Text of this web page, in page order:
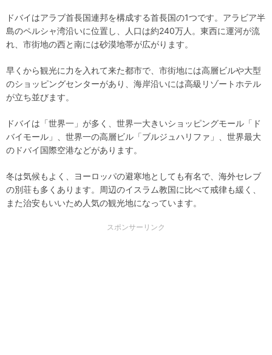
ドバイはアラブ首長国連邦を構成する首長国の1つです。アラビア半
島のペルシャ湾沿いに位置し、人口は約240万人。東西に運河が流
れ、市街地の西と南には砂漠地帯が広がります。
早くから観光に力を入れて来た都市で、市街地には高層ビルや大型
のショッピングセンターがあり、海岸沿いには高級リゾートホテル
が立ち並びます。
ドバイは「世界一」が多く、世界一大きいショッピングモール「ド
バイモール」、世界一の高層ビル「ブルジュハリファ」、世界最大
のドバイ国際空港などがあります。
冬は気候もよく、ヨーロッパの避寒地としても有名で、海外セレブ
の別荘も多くあります。周辺のイスラム教国に比べて戒律も緩く、
また治安もいいため人気の観光地になっています。
スポンサーリンク